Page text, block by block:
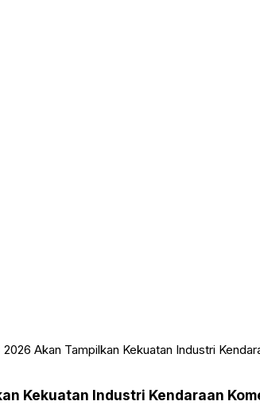
2026 Akan Tampilkan Kekuatan Industri
Kekuatan Industri Kendaraan